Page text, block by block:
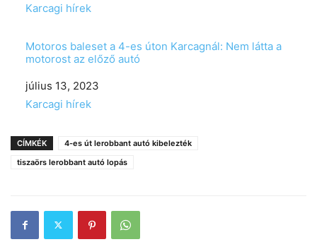
In relation to
Karcagi hírek
Motoros baleset a 4-es úton Karcagnál: Nem látta a
motorost az előző autó
Date
július 13, 2023
In relation to
Karcagi hírek
CÍMKÉK
4-es út lerobbant autó kibelezték
tiszaörs lerobbant autó lopás